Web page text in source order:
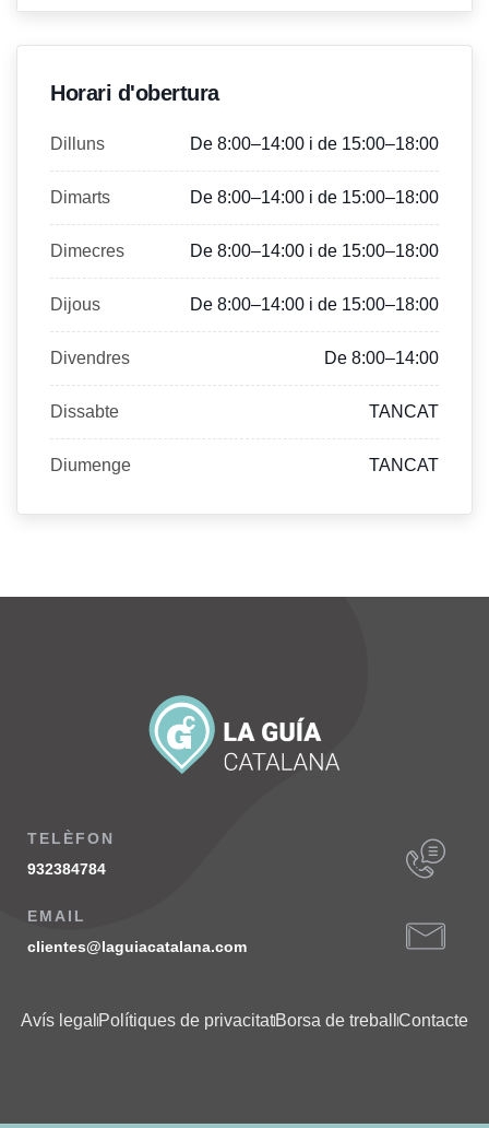
Horari d'obertura
Dilluns De 8:00–14:00 i de 15:00–18:00
Dimarts De 8:00–14:00 i de 15:00–18:00
Dimecres De 8:00–14:00 i de 15:00–18:00
Dijous De 8:00–14:00 i de 15:00–18:00
Divendres De 8:00–14:00
Dissabte TANCAT
Diumenge TANCAT
TELÈFON
932384784
EMAIL
clientes@laguiacatalana.com
Avís legal Polítiques de privacitatBorsa de treball Contacte